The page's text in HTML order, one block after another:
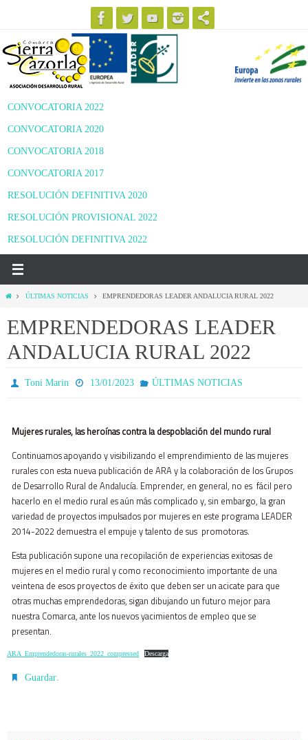
contenido
CONVOCATORIA 2022
CONVOCATORIA 2020
CONVOCATORIA 2018
CONVOCATORIA 2017
RESOLUCIÓN DEFINITIVA 2020
RESOLUCIÓN PROVISIONAL 2022
RESOLUCIÓN DEFINITIVA 2022
InicioÚLTIMAS NOTICIAS EMPRENDEDORAS LEADER ANDALUCIA RURAL 2022
EMPRENDEDORAS LEADER
ANDALUCIA RURAL 2022
Toni Marin 13/01/2023 ÚLTIMAS NOTICIAS
Mujeres rurales, las heroínas contra la despoblación del mundo rural
Continuamos apoyando y visibilizando el emprendimiento de las mujeres
rurales con esta nueva publicación de ARA y la colaboración de los Grupos
de Desarrollo Rural de Andalucía. Emprender, en general, no es fácil pero
hacerlo en el medio rural es aún más complicado y, sin embargo, la gran
variedad de proyectos impulsados por mujeres en este programa LEADER
2014-2022 demuestra el empuje y talento de sus promotoras.
Esta publicación supone una recopilación de experiencias exitosas de
mujeres en el medio rural y como reconocimiento importante de una
veintena de esos proyectos de éxito que deben ser un acicate para que
otras muchas emprendedoras, sigan dibujando un futuro mejor para
nuestra Comarca, ante los nuevos yacimientos de empleo que se
presentan.
ARA_Emprendedoras-rurales_2022_compressed Descarga
Guardar.